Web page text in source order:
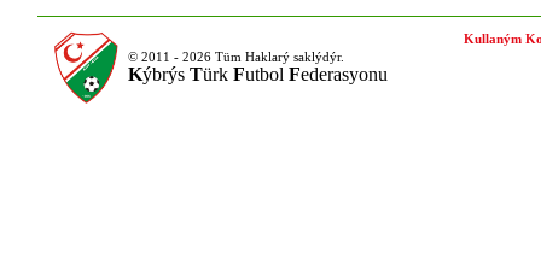
© 2011 - 2026 Tüm Haklarý saklýdýr.
Kýbrýs Türk Futbol Federasyonu
Kullaným